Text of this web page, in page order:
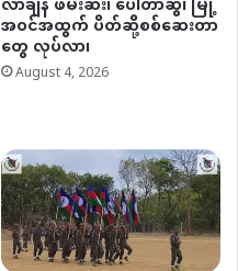
အဝင်အထွက် ပိတ်ဆို့စစ်ဆေးတာ
တွေ လုပ်လာ၊
August 4, 2026